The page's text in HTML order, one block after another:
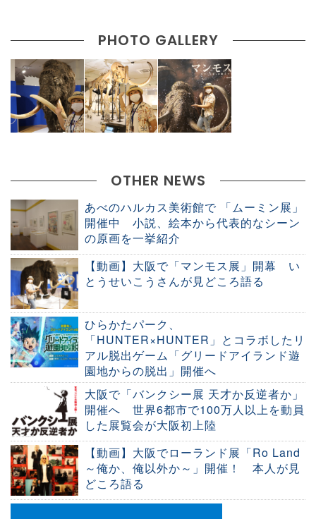
PHOTO GALLERY
OTHER NEWS
あべのハルカス美術館で 「ムーミン展」
開催中 小説、絵本から代表的なシーン
の原画を一挙紹介
【動画】大阪で「マンモス展」開幕 い
とうせいこうさんが見どころ語る
ひらかたパーク、
「HUNTER×HUNTER」とコラボしたリ
アル脱出ゲーム「グリードアイランド遊
園地からの脱出」開催へ
大阪で「バンクシー展 天才か反逆者か」
開催へ 世界6都市で100万人以上を動員
した展覧会が大阪初上陸
【動画】大阪でローランド展「Ro Land
～俺か、俺以外か～」開催！ 本人が見
どころ語る